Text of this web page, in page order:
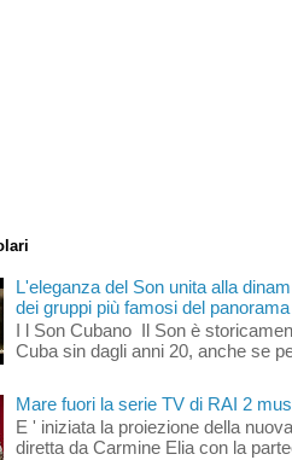
L'eleganza del Son unita alla
dei gruppi più famosi del
I l Son Cubano Il Son è
Cuba sin dagli anni 20, anche se
Mare fuori la serie TV di RAI 2
E ' iniziata la proiezione della
diretta da Carmine Elia con la